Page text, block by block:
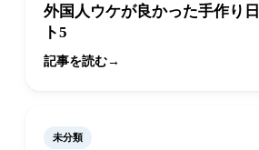
外国人ウケが良かった手作り
ト5
記事を読む
未分類